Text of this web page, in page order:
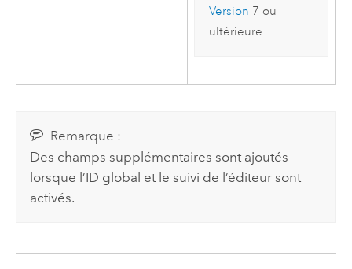
Version 7 ou
ultérieure.
Remarque :
Des champs supplémentaires sont ajoutés
lorsque l’ID global et le suivi de l’éditeur sont
activés.